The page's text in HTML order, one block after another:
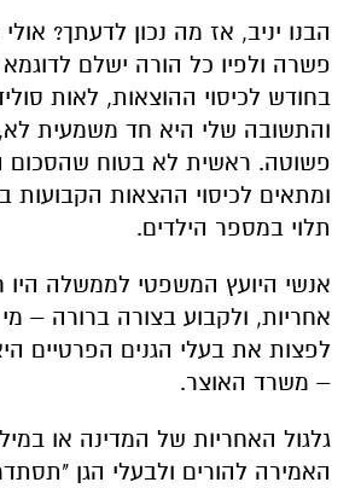
הבנו יניב, אז מה נכון לדעתך?
בחודש לכיסוי ההוצאות, לאות
והתשובה שלי היא חד משמעית
פשוטה. ראשית לא בטוח שהסכום
ומתאים לכיסוי ההצאות הקבועות
תלוי במספר הילדים.
אנשי היועץ המשפטי לממשלה היו
אחריות, ולקבוע בצורה ברורה –
לפצות את בעלי הגנים הפרטיים
– משרד האוצר.
גלגול האחריות של המדינה או
האמירה להורים ולבעלי הגן